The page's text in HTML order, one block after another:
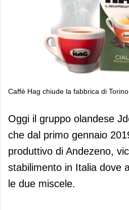
Caffè Hag chiude la fabbrica di
Caffè Hag chiude la
e licenzia 57 persone
Oggi il gruppo olandese
che dal primo gennaio
produttivo di Andezeno,
stabilimento in Italia dove
le due miscele.